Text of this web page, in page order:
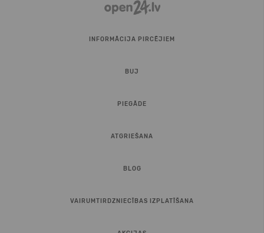
INFORMĀCIJA PIRCĒJIEM
BUJ
PIEGĀDE
ATGRIEŠANA
BLOG
VAIRUMTIRDZNIECĪBAS IZPLATĪŠANA